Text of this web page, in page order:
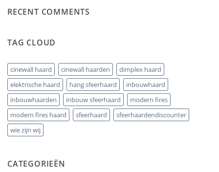
RECENT COMMENTS
TAG CLOUD
cinewall haard cinewall haarden
dimplex haard
elektrische haard
hang sfeerhaard
inbouwhaard
inbouwhaarden
inbouw sfeerhaard
modern fires
modern fires haard
sfeerhaard
sfeerhaardendiscounter
wie zijn wij
CATEGORIEËN